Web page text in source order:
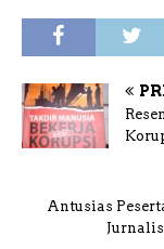
Antusias